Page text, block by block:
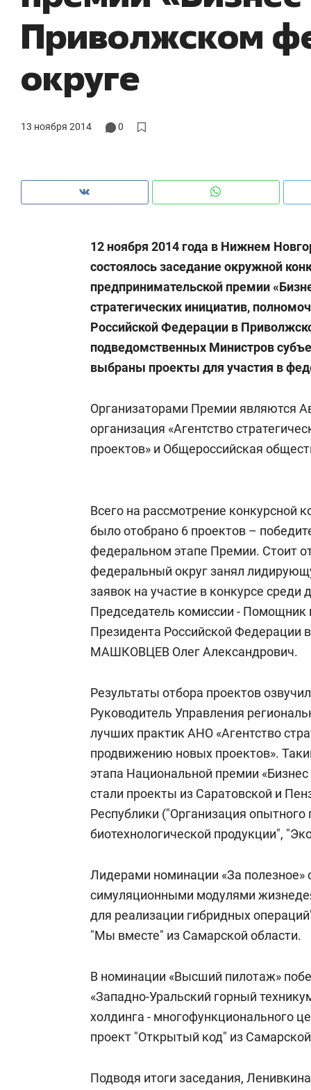
Приволжском
округе
13 ноября 2014 0
12 ноября 2014 года в Нижнем
состоялось заседание окружной
предпринимательской премии
стратегических инициатив,
Российской Федерации в
подведомственных Министров
выбраны проекты для участия в
Организаторами Премии являются
организация «Агентство
проектов» и Общероссийская
Всего на рассмотрение конкурсной
было отобрано 6 проектов –
федеральном этапе Премии. Стоит
федеральный округ занял
заявок на участие в конкурсе среди
Председатель комиссии - Помощник
Президента Российской Федерации
МАШКОВЦЕВ Олег Александрович.
Результаты отбора проектов
Руководитель Управления
лучших практик АНО «Агентство
продвижению новых проектов».
этапа Национальной премии
стали проекты из Саратовской и
Республики ("Организация опытного
биотехнологической продукции",
Лидерами номинации «За полезное»
симуляционными модулями
для реализации гибридных
"Мы вместе" из Самарской области.
В номинации «Высший пилотаж»
«Западно-Уральский горный
холдинга - многофункционального
проект "Открытый код" из
Подводя итоги заседания,
с ЖК «Иволга» в Зеленодольске
Рекомендуем
«В банкротствах сегодня
ищут не активы, а людей,
которые ими управляли. Они
отвечают личным
имуществом!»
Рекомендуем
Опыт
природе,
с